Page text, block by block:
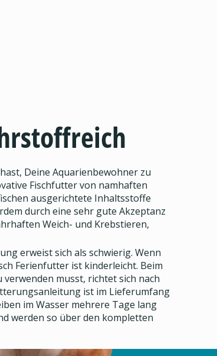
Deine Aquarienbewohner zu
Fischfutter von namhaften
ausgerichtete Inhaltsstoffe
durch eine sehr gute Akzeptanz
Weich- und Krebstieren,
erweist sich als schwierig. Wenn
Ferienfutter ist kinderleicht. Beim
musst, richtet sich nach
ist im Lieferumfang
im Wasser mehrere Tage lang
werden so über den kompletten